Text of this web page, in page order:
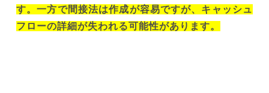
す。一方で間接法は作成が容易ですが、キャッシュ
フローの詳細が失われる可能性があります。